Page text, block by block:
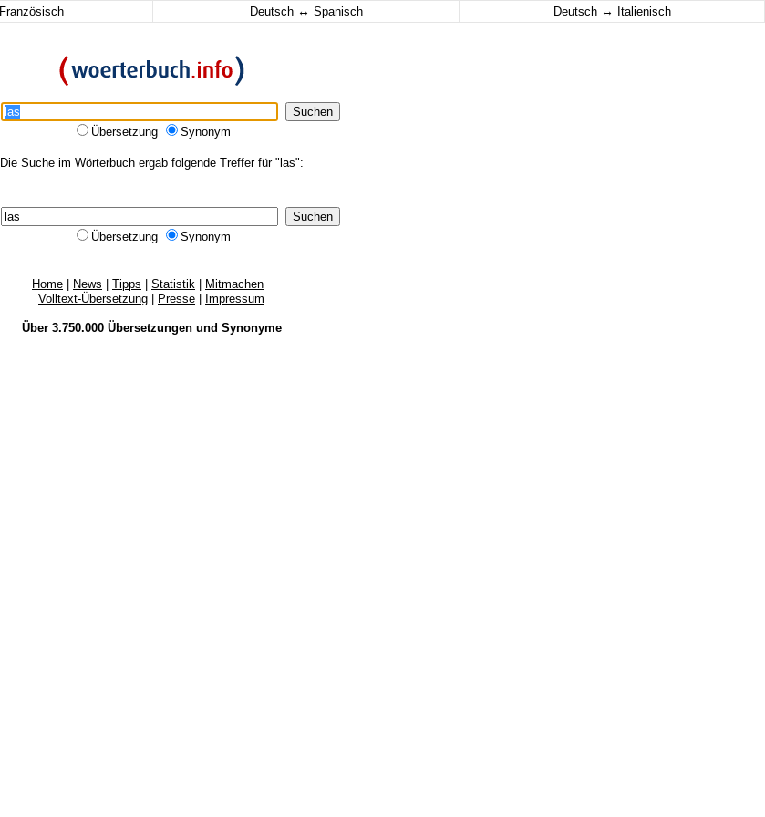
Französisch Deutsch ↔ Spanisch Deutsch ↔ Italienisch
Übersetzung
Synonym
Die Suche im Wörterbuch ergab folgende Treffer für "las":
Übersetzung
Synonym
Home News Tipps Statistik
Mitmachen
Volltext-Übersetzung
Presse Impressum
Über 3.750.000 Übersetzungenund Synonyme